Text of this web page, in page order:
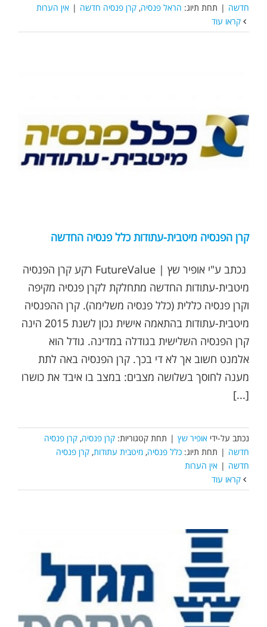
חדשה | תחת תיוג: הראל פנסיה, קרן פנסיה חדשה | אין הערות
קראו עוד
קרן הפנסיה מיטבית-עתודות כלל פנסיה החדשה
נכתב ע"י אופיר שץ | FutureValue רקע קרן הפנסיה
מיטבית-עתודות החדשה מתחלקת לקרן פנסיה מקיפה
וקרן פנסיה כללית (כלל פנסיה משלימה). קרן ההפנסיה
מיטבית-עתודות בהתאמה אישית נכון לשנת 2015 הינה
קרן הפנסיה השלישית בגודלה במדינה. גודל הוא
אלמנט חשוב אך לא די בכך. קרן הפנסיה באה לתת
מענה לחוסך בשלושה מצבים: במצב בו איבד את כושרו
[...]
נכתב על-ידי אופיר שץ | תחת קטגוריות: קרן פנסיה, קרן פנסיה
חדשה | תחת תיוג: כלל פנסיה, מיטבית עתודות, קרן פנסיה
חדשה | אין הערות
קראו עוד